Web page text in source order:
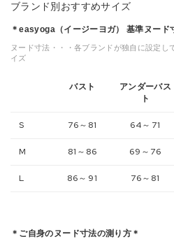
ブランド別おすすめサイズ
＊easyoga（イージーヨガ） 基準ヌード
ヌード寸法・・・各ブランドが独自に設定し
イズ
バスト
アンダーバス
ト
S 76～81 64～71
M 81～86 69～76
L 86～91 76～81
＊ご自身のヌード寸法の測り方＊